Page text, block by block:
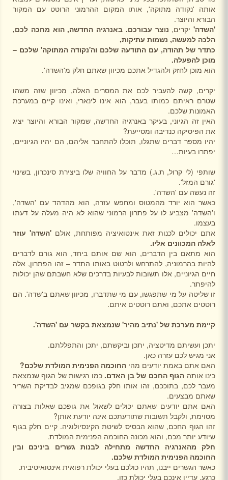
אותה 'נקודה מתוקה', אותו המקום ההרמוני הרוטט עם המקור
הבורא והיוצר.
'השדה' יקרים, נוצר עבורכם. באנרגיה החדשה, הוא מחכה לכם,
הלכה למעשה, נשמות עתיקות,
כתדר של תהודה, עם התודעה שלכם וה'נקודה המתוקה' שלכם –
מוכן להפעלה.
הוא מוכן לחזק ולהגדיל אתכם מכיוון שאתם חלק מ'השדה'.
יקרים, קשה להעביר לכם את המסרים האלה, מכיוון שזה משהו
שטרם ראיתם כמותו בעבר, הוא אינו לינארי, ואינו קיים במערכת
האמונות שלכם.
האין זה הגיוני, בעיקר באנרגיה החדשה, שמקור הבורא והיוצר יציג
את הפיסיקה כנדיבה ומסייעת?
יהיו מספר דברים שתגלו, תוכלו להתחבר אליהם, הם יהיו הגיוניים,
יפתרו בעיות…
שותפי (לי קרול, ת.ג.) מדבר על החוויה שלו ביצירת סינכרון, בשינוי
'גורם המזל'.
זה נעשה עם 'השדה'.
כאשר הוא יורד מהמטוס ומחפש עזרה, הוא מהדהד עם 'השדה',
ו'השדה' מצביע לו על פתרון הרמוני שהוא לא היה מעלה על דעתו
בעצמו.
אתם יכולים לכנות זאת אינטואיציה מפותחת, אולם 'השדה' עוזר
לאלה המכוונים אליו.
הוא מתאם בין הדברים, הוא שם אותם ביחד, הוא גורם לדברים
להיות בהרמוניה, להתרחש ולרטוט באותו התדר – זהו הפתרון, אלה
חיים הגיוניים, אלו תשובות לבעיות בדרכים שלא חשבתם שהן יכולות
להיפתר.
זו שליטה על מי שתפגשו, עם מי שתדברו, מכיוון שאתם ב'שדה'. הם
רוטטים אתכם, ואתם רוטטים איתם.
קיימת מערכת של 'נתיב מהיר' שנמצאת בקשר עם 'השדה'.
יתכן ועשיתם מדיטציה, יתכן וביקשתם, יתכן והתפללתם.
אני מגיש לכם עזרה כאן.
האם אתם באמת יודעים מהי החוכמה הפנימית המולדת שלכם?
כינו אותה הגוף החכם של בן האדם. כמו רגישות של הגוף שנמצאת
מעבר לכם, בתוככם, זהו אותו חלק בגופכם שמגיב לבדיקת השריר
שאתם מבצעים.
האם אתם יודעים שאתם יכולים לשאול את גופכם שאלות בצורה
מסוימת, ולקבל תשובות שתודעתכם אינה יודעת אותן?
זהו הגוף החכם, שהוא הבסיס לשיטת הקינסיולוגיה. קיים חלק בגוף
שיודע יותר מכם, והוא מכונה החוכמה הפנימית המולדת.
חלק מהאנרגיה החדשה מתחילה לבנות גשרים ביניכם ובין
החוכמה הפנימית המולדת שלכם.
כאשר הגשרים ייבנו, תהיו כולכם בעלי יכולת רפואית אינטואיטיבית.
כרגע, עדיין אינכם בעלי יכולת כזו.